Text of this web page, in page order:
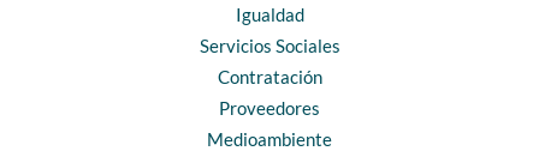
Igualdad
Servicios Sociales
Contratación
Proveedores
Medioambiente